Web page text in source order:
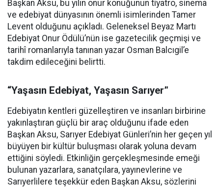
Başkan Aksu, bu yılın onur konuğunun tiyatro, sinema
ve edebiyat dünyasının önemli isimlerinden Tamer
Levent olduğunu açıkladı. Geleneksel Beyaz Martı
Edebiyat Onur Ödülü’nün ise gazetecilik geçmişi ve
tarihî romanlarıyla tanınan yazar Osman Balcıgil’e
takdim edileceğini belirtti.
“Yaşasın Edebiyat, Yaşasın Sarıyer”
Edebiyatın kentleri güzelleştiren ve insanları birbirine
yakınlaştıran güçlü bir araç olduğunu ifade eden
Başkan Aksu, Sarıyer Edebiyat Günleri’nin her geçen yıl
büyüyen bir kültür buluşması olarak yoluna devam
ettiğini söyledi. Etkinliğin gerçekleşmesinde emeği
bulunan yazarlara, sanatçılara, yayınevlerine ve
Sarıyerlilere teşekkür eden Başkan Aksu, sözlerini